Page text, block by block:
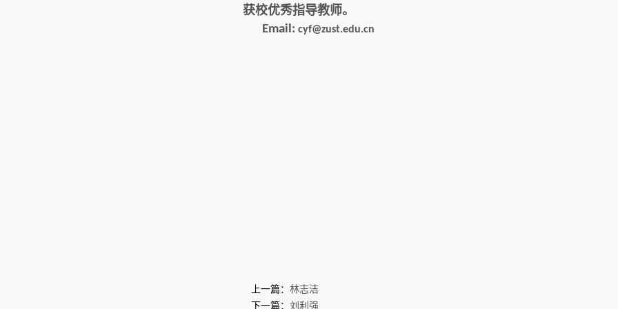
获校优秀指导教师。
Email: cyf@zust.edu.cn
上一篇： 林志洁
下一篇： 刘利强